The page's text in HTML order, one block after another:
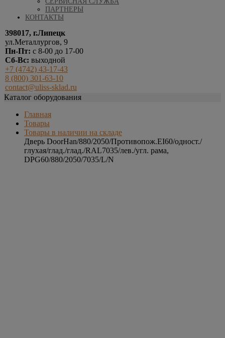
ПАРТНЕРЫ
КОНТАКТЫ
398017, г.Липецк
ул.Металлургов, 9
Пн-Пт: с 8-00 до 17-00
Сб-Вс: выходной
+7 (4742) 43-17-43
8 (800) 301-63-10
contact@uliss-sklad.ru
Каталог оборудования
Главная
Товары
Товары в наличии на складе
Дверь DoorHan/880/2050/Противопож.EI60/одност./
глухая/глад./глад./RAL7035/лев./угл. рама,
DPG60/880/2050/7035/L/N